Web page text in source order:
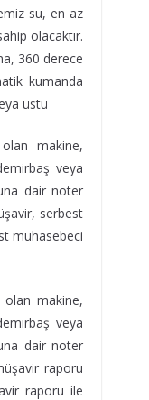
su, en az
olacaktır.
360 derece
kumanda
üstü
makine,
veya
dair noter
serbest
muhasebeci
olan makine,
veya
dair noter
raporu
raporu ile